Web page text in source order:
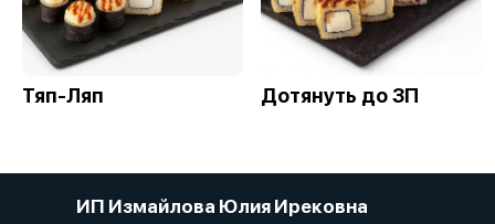
Тяп-Ляп Дотянуть до ЗП
ИП Измайлова Юлия Ирековна